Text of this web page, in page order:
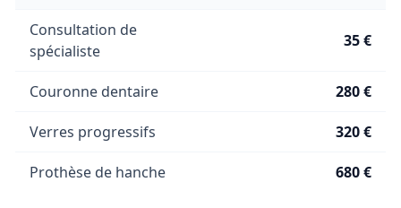
Consultation de
spécialiste
35 €
Couronne dentaire 280 €
Verres progressifs 320 €
Prothèse de hanche 680 €